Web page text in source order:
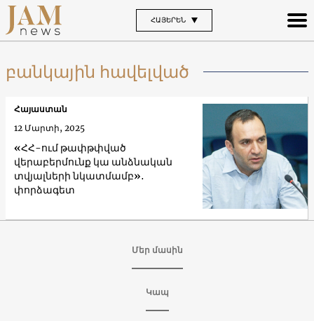
ՀԱՅԵՐԵՆ
բանկային հավելված
«ՀՀ-ում թափթփված
վերաբերմունք կա անձնական
տվյալների նկատմամբ»․
փորձագետ
Հայաստան
12 Մարտի, 2025
Մեր մասին
Կապ